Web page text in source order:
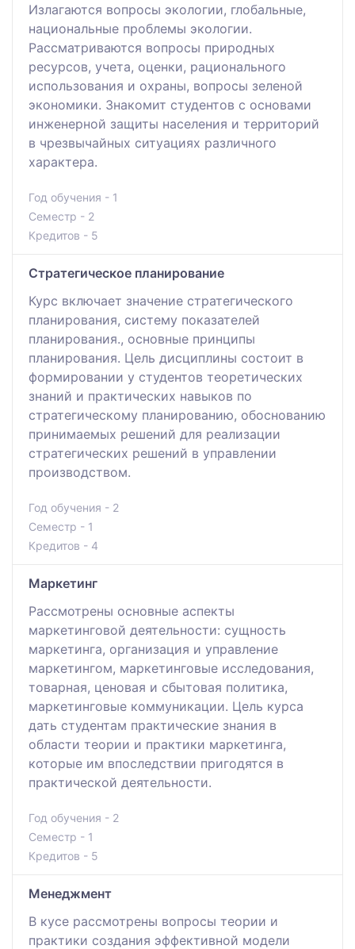
Излагаются вопросы экологии, глобальные,
национальные проблемы экологии.
Рассматриваются вопросы природных
ресурсов, учета, оценки, рационального
использования и охраны, вопросы зеленой
экономики. Знакомит студентов с основами
инженерной защиты населения и территорий
в чрезвычайных ситуациях различного
характера.
Год обучения - 1
Семестр - 2
Кредитов - 5
Стратегическое планирование
Курс включает значение стратегического
планирования, систему показателей
планирования., основные принципы
планирования. Цель дисциплины состоит в
формировании у студентов теоретических
знаний и практических навыков по
стратегическому планированию, обоснованию
принимаемых решений для реализации
стратегических решений в управлении
производством.
Год обучения - 2
Семестр - 1
Кредитов - 4
Маркетинг
Рассмотрены основные аспекты
маркетинговой деятельности: сущность
маркетинга, организация и управление
маркетингом, маркетинговые исследования,
товарная, ценовая и сбытовая политика,
маркетинговые коммуникации. Цель курса
дать студентам практические знания в
области теории и практики маркетинга,
которые им впоследствии пригодятся в
практической деятельности.
Год обучения - 2
Семестр - 1
Кредитов - 5
Менеджмент
В кусе рассмотрены вопросы теории и
практики создания эффективной модели